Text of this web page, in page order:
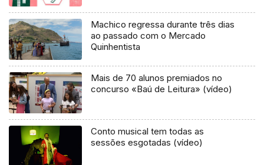
Machico regressa durante três dias
ao passado com o Mercado
Quinhentista
Mais de 70 alunos premiados no
concurso «Baú de Leitura» (vídeo)
Conto musical tem todas as
sessões esgotadas (vídeo)